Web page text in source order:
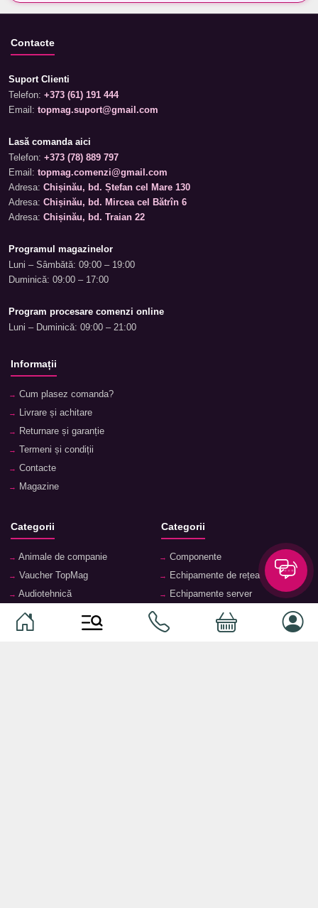
Contacte
Suport Clienti
Telefon: +373 (61) 191 444
Email: topmag.suport@gmail.com
Lasă comanda aici
Telefon: +373 (78) 889 797
Email: topmag.comenzi@gmail.com
Adresa: Chișinău, bd. Ștefan cel Mare 130
Adresa: Chișinău, bd. Mircea cel Bătrîn 6
Adresa: Chișinău, bd. Traian 22
Programul magazinelor
Luni – Sâmbătă: 09:00 – 19:00
Duminică: 09:00 – 17:00
Program procesare comenzi online
Luni – Duminică: 09:00 – 21:00
Informații
Cum plasez comanda?
Livrare și achitare
Returnare și garanție
Termeni și condiții
Contacte
Magazine
Categorii
Animale de companie
Vaucher TopMag
Audiotehnică
Căști
Smartphone-uri
Categorii
Componente
Echipamente de rețea
Echipamente server
Living